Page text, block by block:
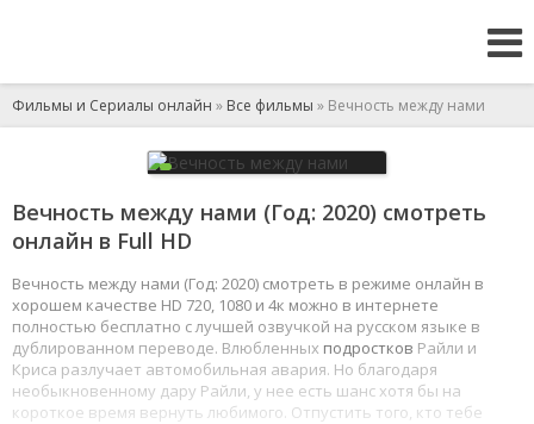
Фильмы и Сериалы онлайн » Все фильмы » Вечность между нами
Вечность между нами (Год: 2020) смотреть
онлайн в Full HD
Вечность между нами (Год: 2020) смотреть в режиме онлайн в
хорошем качестве HD 720, 1080 и 4к можно в интернете
полностью бесплатно с лучшей озвучкой на русском языке в
дублированном переводе. Влюбленных подростков Райли и
Криса разлучает автомобильная авария. Но благодаря
необыкновенному дару Райли, у нее есть шанс хотя бы на
короткое время вернуть любимого. Отпустить того, кто тебе